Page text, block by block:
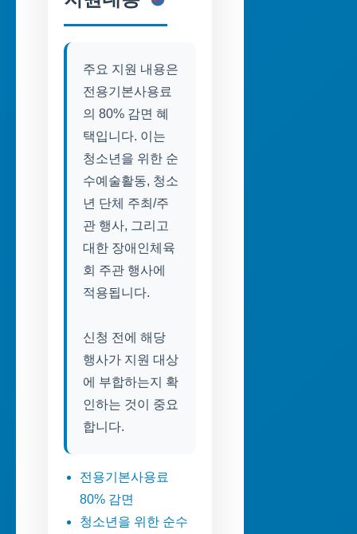
주요 지원 내용은
전용기본사용료
의 80% 감면 혜
택입니다. 이는
청소년을 위한 순
수예술활동, 청소
년 단체 주최/주
관 행사, 그리고
대한 장애인체육
회 주관 행사에
적용됩니다.
신청 전에 해당
행사가 지원 대상
에 부합하는지 확
인하는 것이 중요
합니다.
전용기본사용료
80% 감면
청소년을 위한 순수